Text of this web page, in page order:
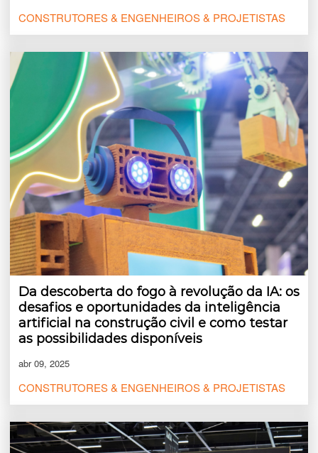
CONSTRUTORES & ENGENHEIROS & PROJETISTAS
Da descoberta do fogo à revolução da IA: os
desafios e oportunidades da inteligência
artificial na construção civil e como testar
as possibilidades disponíveis
abr 09, 2025
CONSTRUTORES & ENGENHEIROS & PROJETISTAS